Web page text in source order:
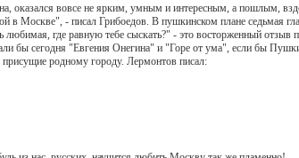
оказался вовсе не ярким, умным и интересным, а пошлым,
в Москве", - писал Грибоедов. В пушкинском плане седьмая
где равную тебе сыскать?" - это восторженный
бы сегодня "Евгения Онегина" и "Горе от ума", если бы
присущие родному городу. Лермонтов писал: